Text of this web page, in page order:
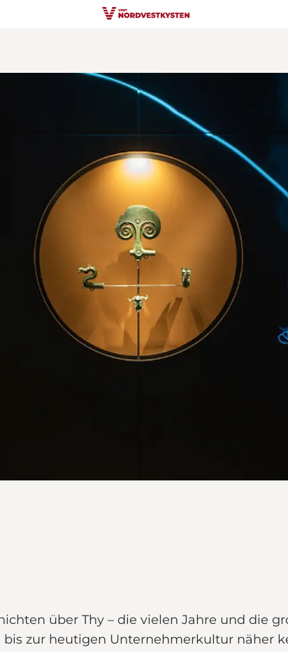
über Thy – die vielen Jahre und die
zur heutigen Unternehmerkultur näher